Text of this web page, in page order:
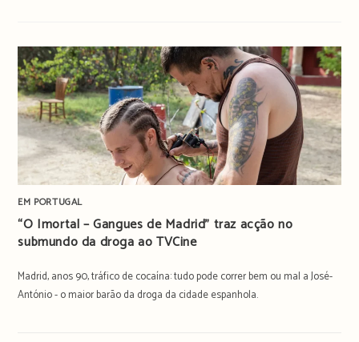
EM PORTUGAL
“O Imortal – Gangues de Madrid” traz acção no
submundo da droga ao TVCine
Madrid, anos 90, tráfico de cocaína: tudo pode correr bem ou mal a José-
António - o maior barão da droga da cidade espanhola.